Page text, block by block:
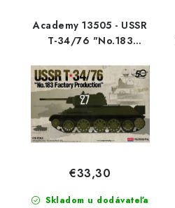
Academy 13505 - USSR
T-34/76 "No.183
(1:35)
Skladom u dodávateľa
€33,30